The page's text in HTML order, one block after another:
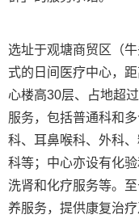
选址于观塘商贸区（
式的日间医疗中心，
心楼高30层、占地超
服务，包括普通科和
科、耳鼻喉科、外科
科等；中心亦设有化
洗肾和化疗服务等。
养服务，提供康复治